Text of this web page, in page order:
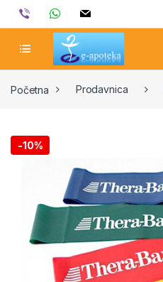
Skip to navigation
Skip to content
viber whatsappmail
Početna Prodavnica
-10%